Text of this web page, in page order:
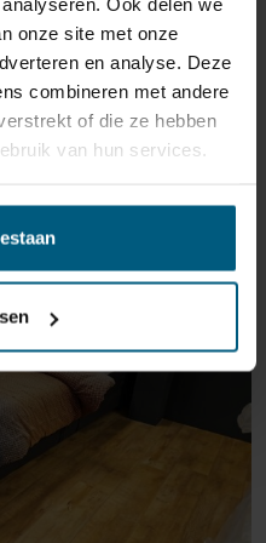
onze site met onze
en analyse. Deze
combineren met andere
of die ze hebben
van hun services.